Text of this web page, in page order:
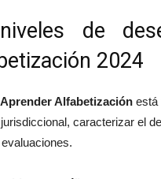
de
2024
Aprender Alfabetización está
caracterizar el